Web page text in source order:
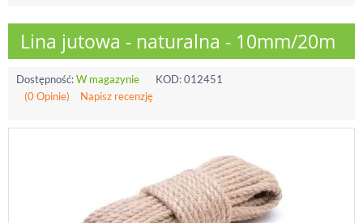
Lina jutowa - naturalna - 10mm/20m
Dostępność:W magazynie KOD:012451
(0 Opinie)
Napisz recenzję